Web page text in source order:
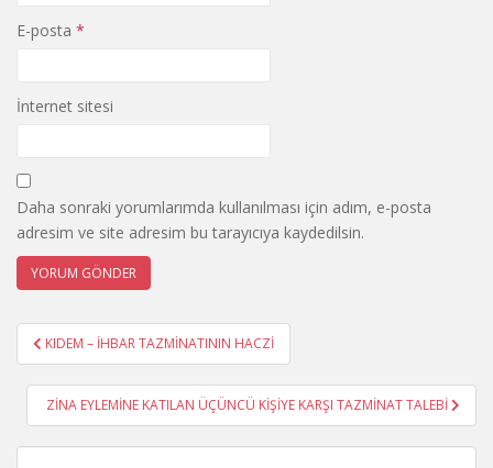
E-posta *
İnternet sitesi
Daha sonraki yorumlarımda kullanılması için adım, e-posta
adresim ve site adresim bu tarayıcıya kaydedilsin.
Yazı
gezinmesi
KIDEM – İHBAR TAZMİNATININ HACZİ
ZİNA EYLEMİNE KATILAN ÜÇÜNCÜ KİŞİYE KARŞI TAZMİNAT TALEBİ